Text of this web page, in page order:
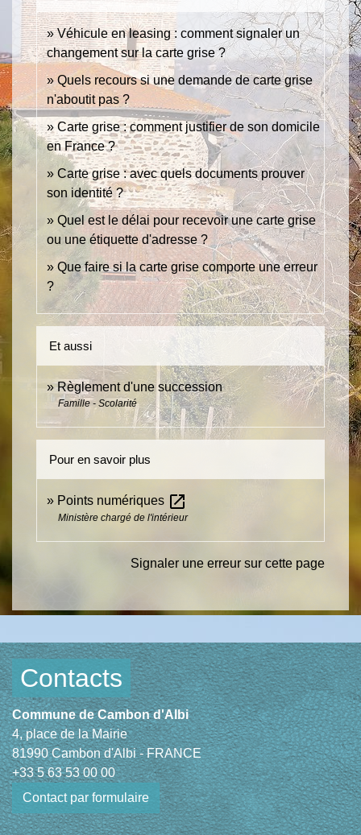
Véhicule en leasing : comment signaler un
changement sur la carte grise ?
Quels recours si une demande de carte grise
n'aboutit pas ?
Carte grise : comment justifier de son domicile
en France ?
Carte grise : avec quels documents prouver
son identité ?
Quel est le délai pour recevoir une carte grise
ou une étiquette d'adresse ?
Que faire si la carte grise comporte une erreur
?
Et aussi
Règlement d'une succession
Famille - Scolarité
Pour en savoir plus
Points numériques open_in_new
Ministère chargé de l'intérieur
Signaler une erreur sur cette page
Contacts
Commune de Cambon d'Albi
4, place de la Mairie
81990 Cambon d'Albi - FRANCE
+33 5 63 53 00 00
Contact par formulaire